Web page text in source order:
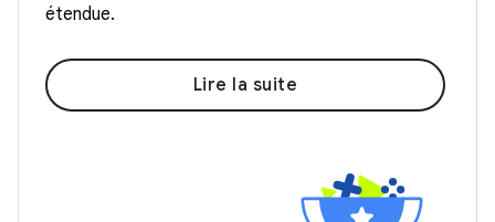
étendue.
Lire la suite